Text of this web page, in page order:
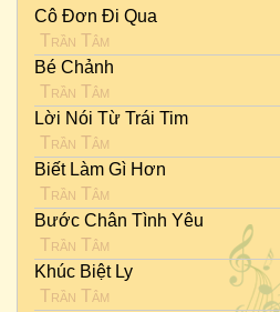
Cô Đơn Đi Qua
Trần Tâm
Bé Chảnh
Trần Tâm
Lời Nói Từ Trái Tim
Trần Tâm
Biết Làm Gì Hơn
Trần Tâm
Bước Chân Tình Yêu
Trần Tâm
Khúc Biệt Ly
Trần Tâm